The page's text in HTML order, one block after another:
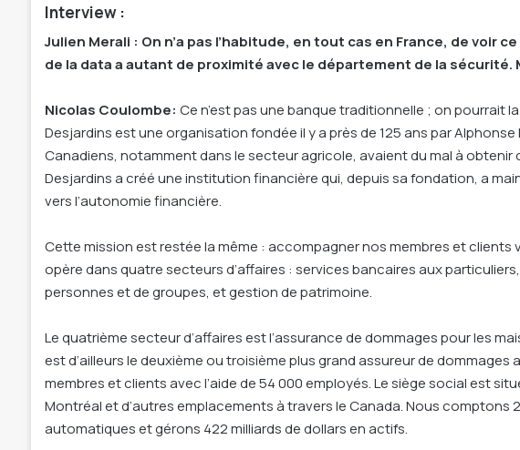
Interview :
Julien Merali : On n’a pas l’habitude, en tout cas en France, de
de la data a autant de proximité avec le département de la
Nicolas Coulombe: Ce n’est pas une banque traditionnelle ; on pourrait
Desjardins est une organisation fondée il y a près de 125 ans par
Canadiens, notamment dans le secteur agricole, avaient du mal à obtenir
Desjardins a créé une institution financière qui, depuis sa fondation, a
vers l’autonomie financière.
Cette mission est restée la même : accompagner nos membres et clients
opère dans quatre secteurs d’affaires : services bancaires aux
personnes et de groupes, et gestion de patrimoine.
Le quatrième secteur d’affaires est l’assurance de dommages pour les
est d’ailleurs le deuxième ou troisième plus grand assureur de dommages
membres et clients avec l’aide de 54 000 employés. Le siège social est
Montréal et d’autres emplacements à travers le Canada. Nous comptons
automatiques et gérons 422 milliards de dollars en actifs.